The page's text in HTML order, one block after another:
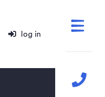
log in